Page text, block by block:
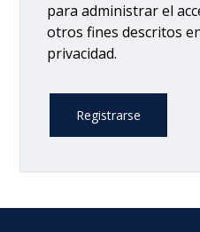
para administrar el
otros fines descritos
privacidad.
Registrarse